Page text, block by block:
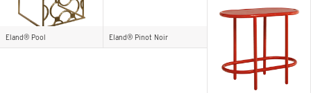
Eland® Pinot Noir
Eland® Pool